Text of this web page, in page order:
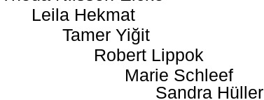
Leila Hekmat
Tamer Yiğit
Robert Lippok
Marie Schleef
Sandra Hüller